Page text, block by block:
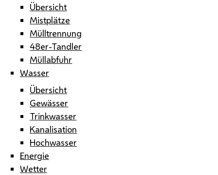
Übersicht
Mistplätze
Mülltrennung
48er-Tandler
Müllabfuhr
Wasser
Übersicht
Gewässer
Trinkwasser
Kanalisation
Hochwasser
Energie
Wetter